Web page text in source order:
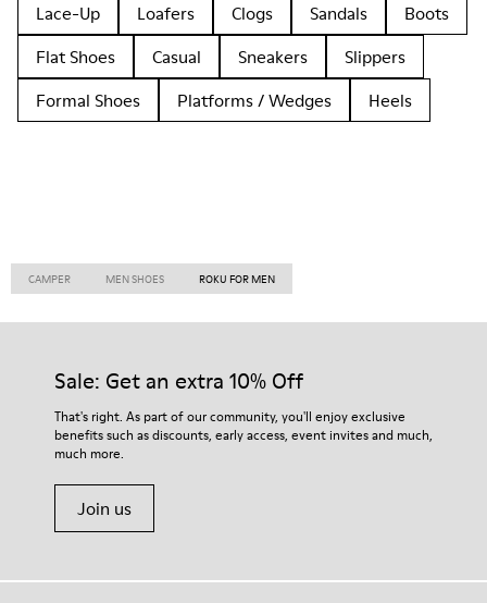
Lace-Up
Loafers Clogs Sandals
Boots
Flat Shoes
Casual Sneakers
Slippers
Formal Shoes
Platforms / Wedges Heels
CAMPER MEN SHOES ROKU FOR MEN
Sale: Get an extra 10% Off
That's right. As part of our community, you'll enjoy exclusive
benefits such as discounts, early access, event invites and much,
much more.
Join us